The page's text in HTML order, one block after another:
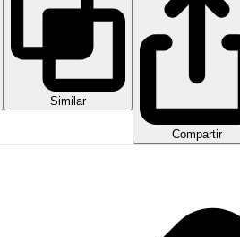
Similar
Compartir